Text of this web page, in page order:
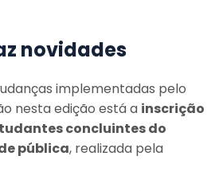
novidades
implementadas pelo
nesta edição está a inscrição
concluintes do
pública, realizada pela